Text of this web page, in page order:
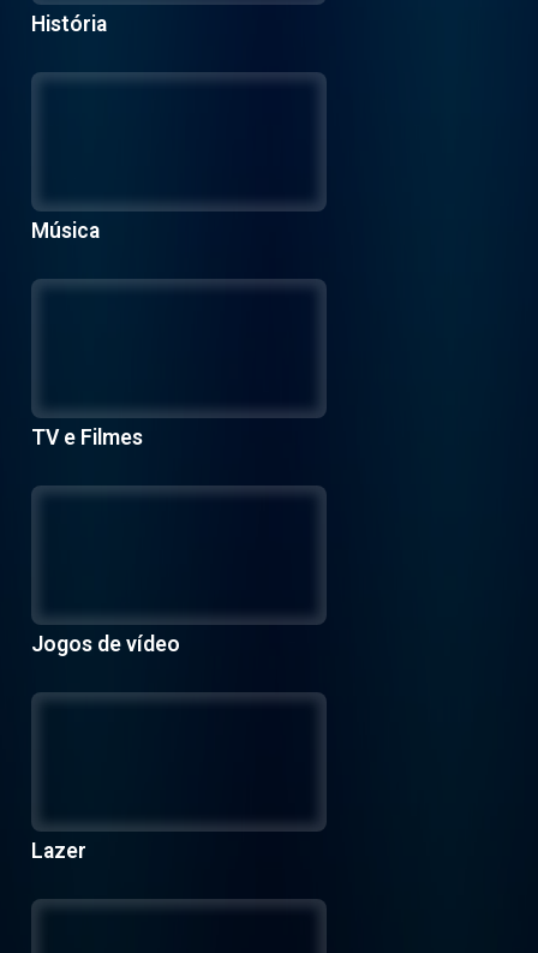
História
Música
TV e Filmes
Jogos de vídeo
Lazer